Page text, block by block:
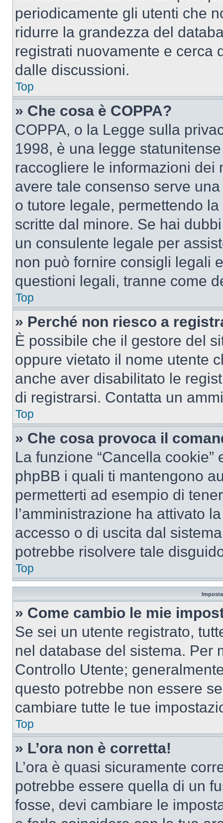
periodicamente gli utenti che
ridurre la grandezza del
registrati nuovamente e cerca
dalle discussioni.
Top
» Che cosa è COPPA?
COPPA, o la Legge sulla
1998, è una legge
raccogliere le informazioni dei
avere tale consenso serve
o tutore legale, permettendo
scritte dal minore. Se hai
un consulente legale per
non può fornire consigli legali
questioni legali, tranne come
Top
» Perché non riesco a
È possibile che il gestore del
oppure vietato il nome utente
anche aver disabilitato le
di registrarsi. Contatta un
Top
» Che cosa provoca il
La funzione “Cancella
phpBB i quali ti mantengono
permetterti ad esempio di
l’amministrazione ha attivato
accesso o di uscita dal
potrebbe risolvere tale
Top
» Come cambio le mie
Se sei un utente registrato,
nel database del sistema. Per
Controllo Utente;
questo potrebbe non essere
cambiare tutte le tue
Top
» L’ora non è corretta!
L’ora è quasi sicuramente
potrebbe essere quella di un
fosse, devi cambiare le